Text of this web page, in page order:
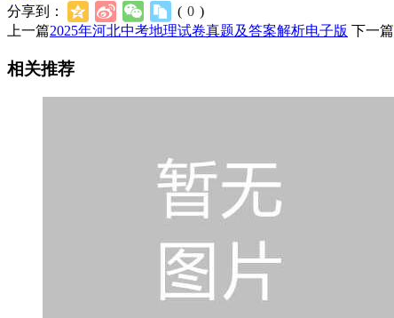
分享到：
( 0 )
上一篇2025年河北中考地理试卷真题及答案解析电子版 下一篇
相关推荐